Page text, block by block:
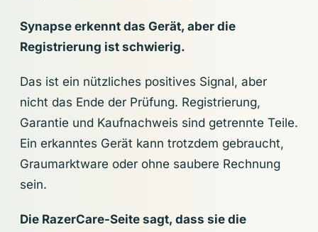
Synapse erkennt das Gerät, aber die
Registrierung ist schwierig.
Das ist ein nützliches positives Signal, aber
nicht das Ende der Prüfung. Registrierung,
Garantie und Kaufnachweis sind getrennte Teile.
Ein erkanntes Gerät kann trotzdem gebraucht,
Graumarktware oder ohne saubere Rechnung
sein.
Die RazerCare-Seite sagt, dass sie die